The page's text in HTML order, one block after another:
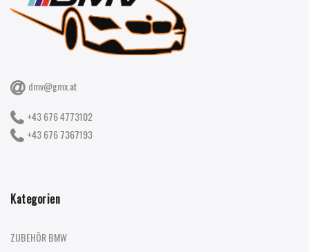
dmv@gmx.at
+43 676 4773102
+43 676 7367193
Kategorien
ZUBEHÖR BMW